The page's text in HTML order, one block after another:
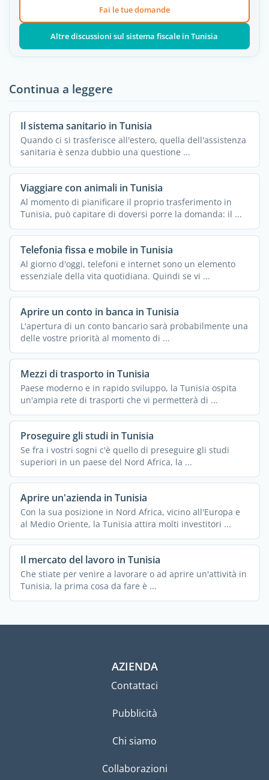
Fai le tue domande
Altre discussioni sul sistema fiscale in Tunisia
Continua a leggere
Il sistema sanitario in Tunisia
Quando ci si trasferisce all'estero, quella dell'assistenza
sanitaria è senza dubbio una questione ...
Viaggiare con animali in Tunisia
Al momento di pianificare il proprio trasferimento in
Tunisia, può capitare di doversi porre la domanda: il ...
Telefonia fissa e mobile in Tunisia
Al giorno d'oggi, telefoni e internet sono un elemento
essenziale della vita quotidiana. Quindi se vi ...
Aprire un conto in banca in Tunisia
L'apertura di un conto bancario sarà probabilmente una
delle vostre priorità al momento di ...
Mezzi di trasporto in Tunisia
Paese moderno e in rapido sviluppo, la Tunisia ospita
un'ampia rete di trasporti che vi permetterà di ...
Proseguire gli studi in Tunisia
Se fra i vostri sogni c'è quello di preseguire gli studi
superiori in un paese del Nord Africa, la ...
Aprire un'azienda in Tunisia
Con la sua posizione in Nord Africa, vicino all'Europa e
al Medio Oriente, la Tunisia attira molti investitori ...
Il mercato del lavoro in Tunisia
Che stiate per venire a lavorare o ad aprire un'attività in
Tunisia, la prima cosa da fare è ...
AZIENDA
Contattaci
Pubblicità
Chi siamo
Collaborazioni